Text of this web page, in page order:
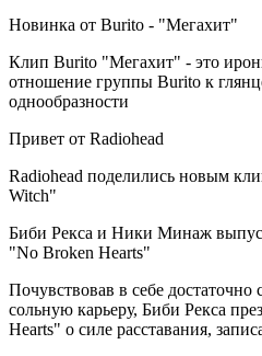
Новинка от Burito - "Мегахит"
Клип Burito "Мегахит" - это
отношение группы Burito к
однообразности
Привет от Radiohead
Radiohead поделились новым
Witch"
Биби Рекса и Ники Минаж
"No Broken Hearts"
Почувствовав в себе
сольную карьеру, Биби Рекса
Hearts" о силе расставания,